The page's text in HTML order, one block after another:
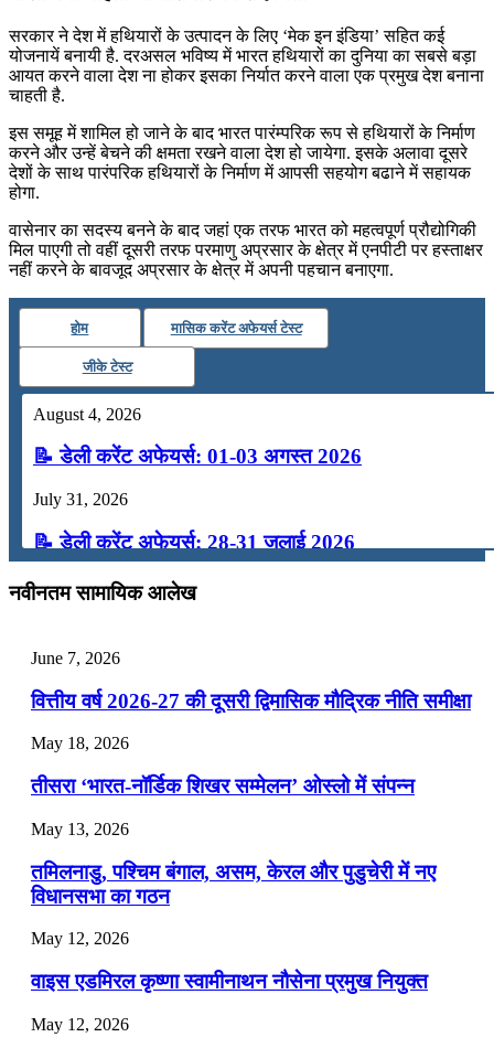
सरकार ने देश में हथियारों के उत्पादन के लिए ‘मेक इन इंडिया’ सहित कई
योजनायें बनायी है. दरअसल भविष्य में भारत हथियारों का दुनिया का सबसे बड़ा
आयत करने वाला देश ना होकर इसका निर्यात करने वाला एक प्रमुख देश बनाना
चाहती है.
इस समूह में शामिल हो जाने के बाद भारत पारंम्परिक रूप से हथियारों के निर्माण
करने और उन्हें बेचने की क्षमता रखने वाला देश हो जायेगा. इसके अलावा दूसरे
देशों के साथ पारंपरिक हथियारों के निर्माण में आपसी सहयोग बढाने में सहायक
होगा.
वासेनार का सदस्य बनने के बाद जहां एक तरफ भारत को महत्वपूर्ण प्रौद्योगिकी
मिल पाएगी तो वहीं दूसरी तरफ परमाणु अप्रसार के क्षेत्र में एनपीटी पर हस्ताक्षर
नहीं करने के बावजूद अप्रसार के क्षेत्र में अपनी पहचान बनाएगा.
होम मासिक करेंट अफेयर्स टेस्ट
जीके टेस्ट
August 4, 2026
📝 डेली करेंट अफेयर्स: 01-03 अगस्त 2026
July 31, 2026
📝 डेली करेंट अफेयर्स: 28-31 जुलाई 2026
July 28, 2026
July 25, 2026
📝 डेली करेंट अफेयर्स: 22-24 जुलाई 2026
July 22, 2026
📝 डेली करेंट अफेयर्स: 19-21 जुलाई 2026
July 19, 2026
📝 डेली करेंट अफेयर्स: 16-18 जुलाई 2026
📝 डेली करेंट अफेयर्स: 13-15 जुलाई 2026
नवीनतम सामायिक आलेख
June 7, 2026
वित्तीय वर्ष 2026-27 की दूसरी द्विमासिक मौद्रिक नीति समीक्षा
May 18, 2026
तीसरा ‘भारत-नॉर्डिक शिखर सम्मेलन’ ओस्लो में संपन्न
May 13, 2026
तमिलनाडु, पश्चिम बंगाल, असम, केरल और पुडुचेरी में नए
विधानसभा का गठन
May 12, 2026
वाइस एडमिरल कृष्णा स्वामीनाथन नौसेना प्रमुख नियुक्त
May 12, 2026